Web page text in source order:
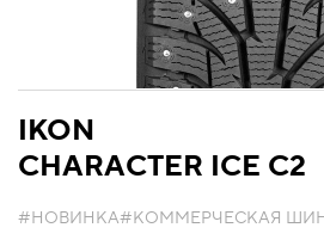
IKON
CHARACTER ICE C2
#НОВИНКА#КОММЕРЧЕСКАЯ